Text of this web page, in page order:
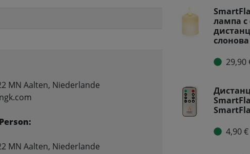
MN Aalten, Niederlande
MN Aalten, Niederlande
лампа
29,90
4,90